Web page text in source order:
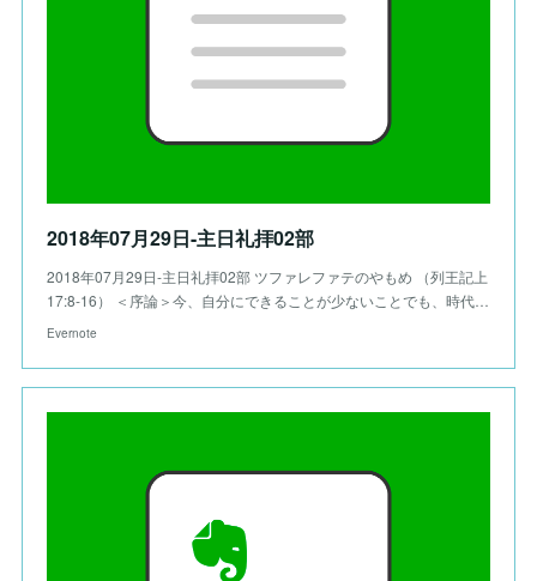
2018年07月29日-主日礼拝02部
2018年07月29日-主日礼拝02部 ツファレファテのやもめ （列王記上
17:8-16） ＜序論＞今、自分にできることが少ないことでも、時代…
Evernote